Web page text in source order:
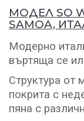
МОДЕЛ SO
SAMOA,
Модерно
въртяща се
Структура от
покрита с
пяна с